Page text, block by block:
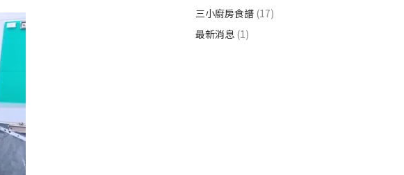
三小廚房食譜 (17)
最新消息 (1)